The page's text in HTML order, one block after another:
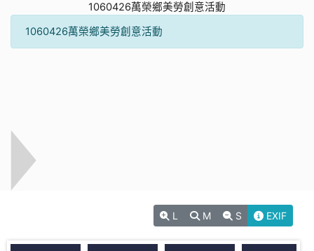
1060426萬榮鄉美勞創意活動
L M S EXIF